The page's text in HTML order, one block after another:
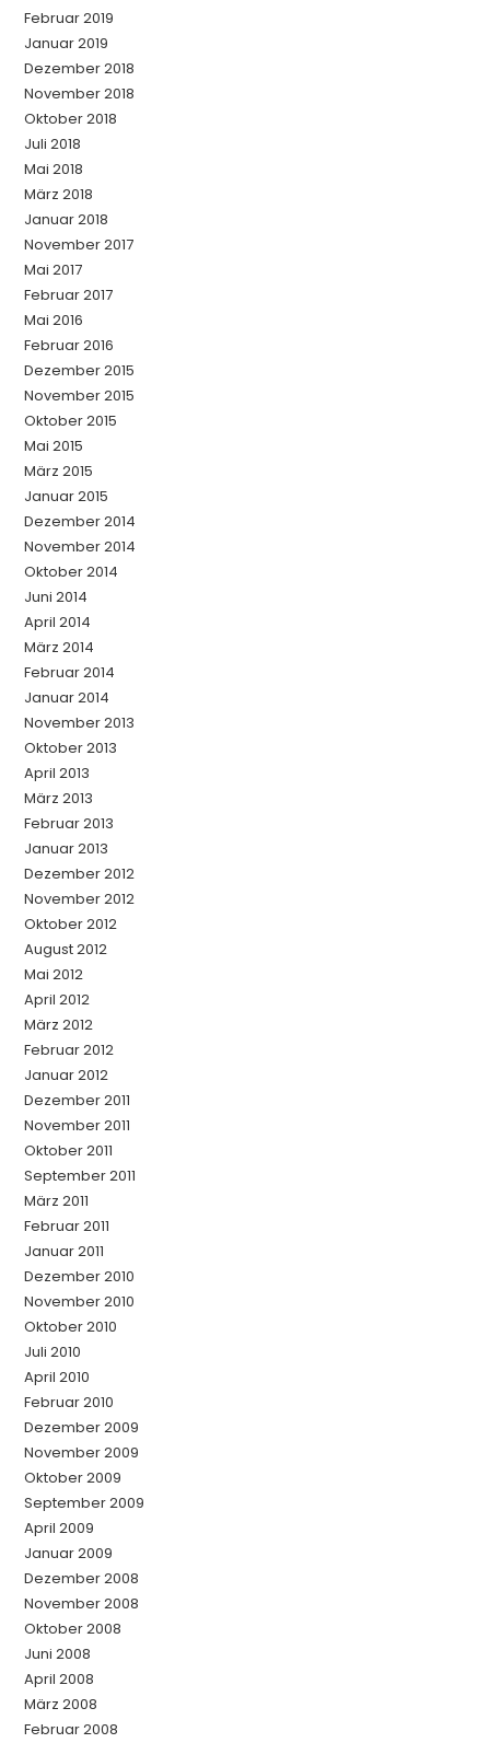
Februar 2019
Januar 2019
Dezember 2018
November 2018
Oktober 2018
Juli 2018
Mai 2018
März 2018
Januar 2018
November 2017
Mai 2017
Februar 2017
Mai 2016
Februar 2016
Dezember 2015
November 2015
Oktober 2015
Mai 2015
März 2015
Januar 2015
Dezember 2014
November 2014
Oktober 2014
Juni 2014
April 2014
März 2014
Februar 2014
Januar 2014
November 2013
Oktober 2013
April 2013
März 2013
Februar 2013
Januar 2013
Dezember 2012
November 2012
Oktober 2012
August 2012
Mai 2012
April 2012
März 2012
Februar 2012
Januar 2012
Dezember 2011
November 2011
Oktober 2011
September 2011
März 2011
Februar 2011
Januar 2011
Dezember 2010
November 2010
Oktober 2010
Juli 2010
April 2010
Februar 2010
Dezember 2009
November 2009
Oktober 2009
September 2009
April 2009
Januar 2009
Dezember 2008
November 2008
Oktober 2008
Juni 2008
April 2008
März 2008
Februar 2008